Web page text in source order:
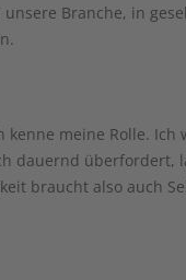
Branche, in
meine Rolle. Ich
dauernd überfordert,
braucht also auch